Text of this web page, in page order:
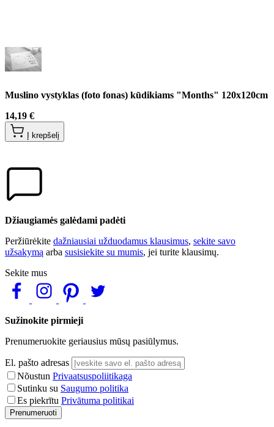
Muslino vystyklas (foto fonas) kūdikiams "Months" 120x120cm
14,19 €
Į krepšelį
Džiaugiamės galėdami padėti
Peržiūrėkite dažniausiai užduodamus klausimus, sekite savo
užsakymą arba susisiekite su mumis, jei turite klausimų.
Sekite mus
Sužinokite pirmieji
Prenumeruokite geriausius mūsų pasiūlymus.
El. pašto adresas
Nõustun Privaatsuspoliitikaga
Sutinku su Saugumo politika
Es piekrītu Privātuma politikai
Prenumeruoti